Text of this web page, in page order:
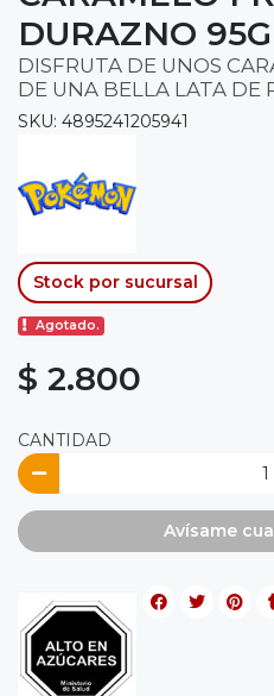
DURAZNO
DISFRUTA DE UNOS
DE UNA BELLA LATA DE
SKU: 4895241205941
Stock por sucursal
Agotado.
$ 2.800
CANTIDAD
Avísame